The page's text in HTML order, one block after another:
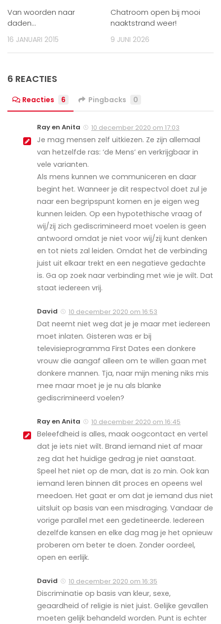
Van woorden naar
daden…
16 JANUARI 2015
Chatroom open bij mooi
naaktstrand weer!
9 JUNI 2026
6 REACTIES
Reacties 6 Pingbacks 0
Ray en Anita 10 december 2020 om 17:03
Je mag mensen zelf uitkiezen. Ze zijn allemaal
van hetzelfde ras: ‘de Mens’ en verkrijgbaar in
vele varianten.
Als mens kunnen we communiceren en daar
begint het. Wanneer je dit respectvol doet zul je
naar een begripspunt komen en je eigen weg
kunnen leiden. Op een hypotethische vraag of
wij/zij zich gediscrimineerd moet voelen is geen
antwoord omdat je niet voor wij/zij kunt denken
en tot niets zal leiden. Omdat het de verbinding
juist uit elkaar trekt en een negatieve gedachte
is. Ga op zoek naar verbinding met wie je wilt. Dat
staat iedereen vrij.
David 10 december 2020 om 16:53
Dat neemt niet weg dat je je maar met iedereen
moet inlaten. Gisteren was er bij
televisieprogramma First Dates een donkere
vrouw die aangaf alleen om te willen gaan met
donkere mannen. Tja, naar mijn mening niks mis
mee maar moet je je nu als blanke
gediscrimineerd voelen?
Ray en Anita 10 december 2020 om 16:45
Beleefdheid is alles, maak oogcontact en vertel
dat je iets niet wilt. Brand iemand niet af maar
zeg dat het huidige gedrag je niet aanstaat.
Speel het niet op de man, dat is zo min. Ook kan
iemand leren binnen dit proces en opeens wel
meedoen. Het gaat er om dat je iemand dus niet
uitsluit op basis van een misdraging. Vandaar de
vorige parallel met een gedetineerde. Iedereen
dezelfde kansen en elke dag mag je het opnieuw
proberen om beter te doen. Zonder oordeel,
open en eerlijk.
David 10 december 2020 om 16:35
Discriminatie op basis van kleur, sexe,
geaardheid of religie is niet juist. Gelijke gevallen
moeten gelijk behandeld worden. Punt is echter